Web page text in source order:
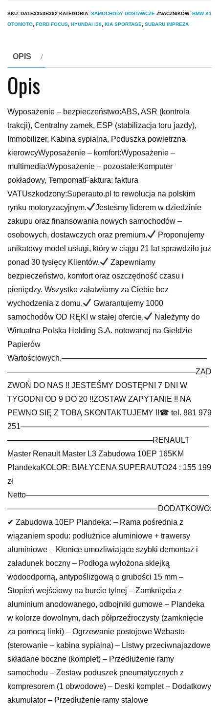
SKU: DA1B3353B392 KATEGORIA: SAMOCHODY DOSTAWCZE ZNACZNIKÓW: BMW X1
OTOMOTO FORD FOCUS HYUNDAI I30 KIA SPORTAGE SUBARU IMPREZA
OPIS
Opis
Wyposażenie – bezpieczeństwo:ABS, ASR (kontrola
trakcji), Centralny zamek, ESP (stabilizacja toru jazdy),
Immobilizer, Kabina sypialna, Poduszka powietrzna
kierowcyWyposażenie – komfort:Wyposażenie –
multimedia:Wyposażenie – pozostałe:Komputer
pokładowy, TempomatFaktura: faktura
VATUszkodzony:Superauto.pl to rewolucja na polskim
rynku motoryzacyjnym.
Jesteśmy liderem w dziedzinie
zakupu oraz finansowania nowych samochodów –
osobowych, dostawczych oraz premium.
Proponujemy
unikatowy model usługi, który w ciągu 21 lat sprawdziło już
ponad 30 tysięcy Klientów.
Zapewniamy
bezpieczeństwo, komfort oraz oszczędność czasu i
pieniędzy. Wszystko załatwiamy za Ciebie bez
wychodzenia z domu.
Gwarantujemy 1000
samochodów OD RĘKI w stałej ofercie.
Należymy do
Wirtualna Polska Holding S.A. notowanej na Giełdzie
Papierów
Wartościowych.───────────────────────────
───────────────────────────────────ZAD
ZWOŃ DO NAS !! JESTEŚMY DOSTĘPNI 7 DNI W
TYGODNI OD 9 DO 20 !!ZOSTAW ZAPYTANIE !! NA
PEWNO SIĘ Z TOBĄ SKONTAKTUJEMY !!☎ tel. 881 979
251───────────────────────────────────
───────────────────────────RENAULT
Master Renault Master L3 Zabudowa 10EP 165KM
PlandekaKOLOR: BIAŁYCENA SUPERAUTO24 : 155 199
zł
Netto──────────────────────────────────
────────────────────────────DODATKOWO:
✔ Zabudowa 10EP Plandeka: – Rama pośrednia z
wiązaniem spodu: podłużnice aluminiowe + trawersy
aluminiowe – Kłonice umożliwiające szybki demontaż i
załadunek boczny – Podłoga wyłożona sklejką
wodoodporną, antypoślizgową o grubości 15 mm –
Stopień wejściowy na burcie tylnej – Zamknięcia z
aluminium anodowanego, odbojniki gumowe – Plandeka
w kolorze dowolnym, dach półprzeźroczysty (zamknięcie
za pomocą linki) – Ogrzewanie postojowe Webasto
(sterowanie – kabina sypialna) – Listwy przeciwnajazdowe
składane boczne (komplet) – Przedłużenie ramy
samochodu – Zestaw poduszek pneumatycznych z
kompresorem (1 obwodowe) – Deski komplet – Dodatkowy
akumulator – Przedłużenie ramy stalowe